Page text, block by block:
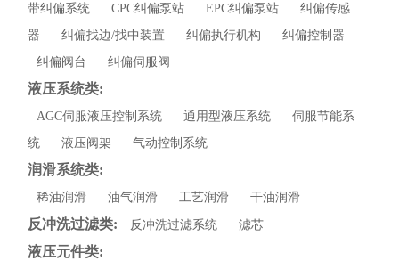
带纠偏系统
CPC纠偏泵站 EPC纠偏泵站
纠偏传感
器
纠偏找边/找中装置 纠偏执行机构
纠偏控制器
纠偏阀台
纠偏伺服阀
液压系统类:
AGC伺服液压控制系统 通用型液压系统
伺服节能系
统
液压阀架 气动控制系统
润滑系统类:
稀油润滑 油气润滑 工艺润滑 干油润滑
反冲洗过滤类: 反冲洗过滤系统 滤芯
液压元件类: